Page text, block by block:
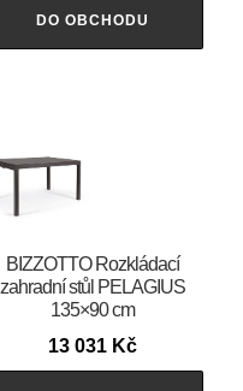
DO OBCHODU
BIZZOTTO Rozkládací
zahradní stůl PELAGIUS
135×90 cm
13 031 Kč